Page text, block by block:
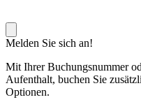
Melden Sie sich an!
Mit Ihrer Buchungsnummer
Aufenthalt, buchen Sie
Optionen.